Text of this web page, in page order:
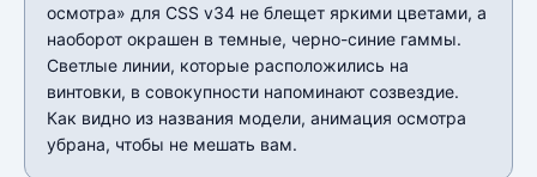
осмотра» для CSS v34 не блещет яркими цветами, а
наоборот окрашен в темные, черно-синие гаммы.
Светлые линии, которые расположились на
винтовки, в совокупности напоминают созвездие.
Как видно из названия модели, анимация осмотра
убрана, чтобы не мешать вам.